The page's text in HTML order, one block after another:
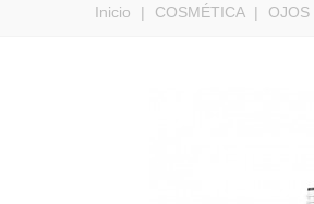
Inicio | COSMÉTICA | OJOS